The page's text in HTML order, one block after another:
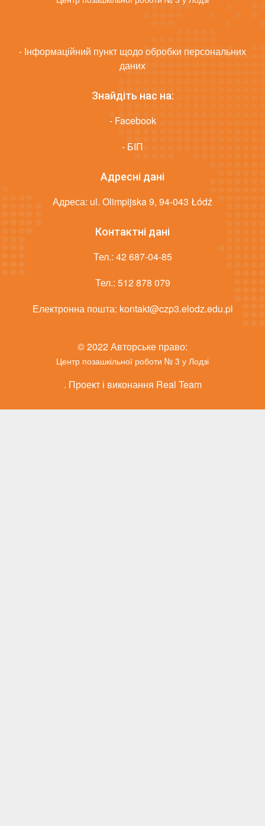
- Інформаційний пункт щодо обробки персональних
даних
Знайдіть нас на:
- Facebook
- БІП
Адресні дані
Адреса: ul. Olimpijska 9, 94-043 Łódź
Контактні дані
Тел.: 42 687-04-85
Тел.: 512 878 079
Електронна пошта: kontakt@czp3.elodz.edu.pl
© 2022 Авторське право:
Центр позашкільної роботи № 3 у Лодзі
. Проект і виконання Real Team